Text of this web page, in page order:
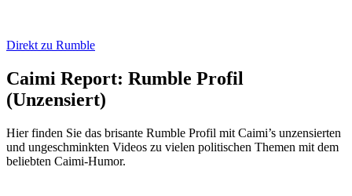
Direkt zu Rumble
Caimi Report: Rumble Profil
(Unzensiert)
Hier finden Sie das brisante Rumble Profil mit Caimi’s unzensierten
und ungeschminkten Videos zu vielen politischen Themen mit dem
beliebten Caimi-Humor.